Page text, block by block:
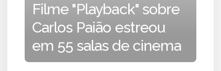
Filme "Playback" sobre
Carlos Paião estreou
em 55 salas de cinema